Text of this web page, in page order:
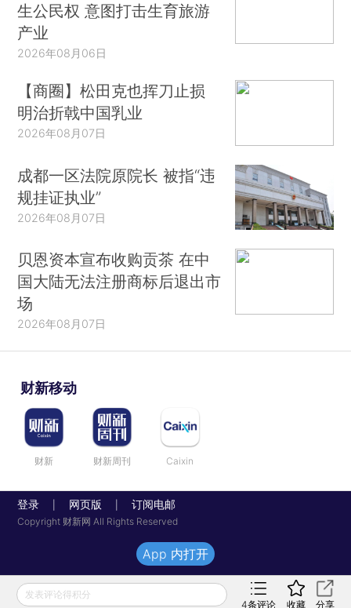
生公民权 意图打击生育旅游
产业
2026年08月06日
【商圈】松田克也挥刀止损
明治折戟中国乳业
2026年08月07日
成都一区法院原院长 被指“违
规挂证执业”
2026年08月07日
贝恩资本宣布收购贡茶 在中
国大陆无法注册商标后退出市
场
2026年08月07日
财新移动
财新 财新周刊 Caixin
登录 网页版 订阅电邮
Copyright 财新网 All Rights Reserved
发表评论得积分
4条评论 收藏 分享
App 内打开